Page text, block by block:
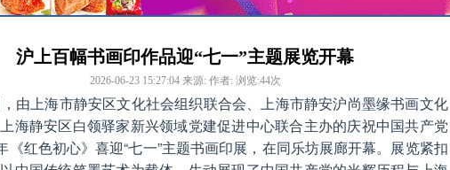
沪上百幅书画印作品迎“七一”主题展览开幕
2026-06-23 15:27:04 来源: 作者: 浏览:44次
由上海市静安区文化社会组织联合会、上海市静安沪尚墨缘书画文化
海静安区白领驿家新兴领域党建促进中心联合主办的庆祝中国共产党
《红色初心》喜迎“七一”主题书画印展，在同乐坊展廊开幕。展览紧扣